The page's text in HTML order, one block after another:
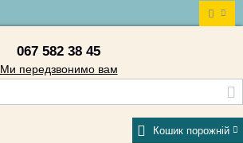
067 582 38 45
Ми передзвонимо вам
Кошик порожній